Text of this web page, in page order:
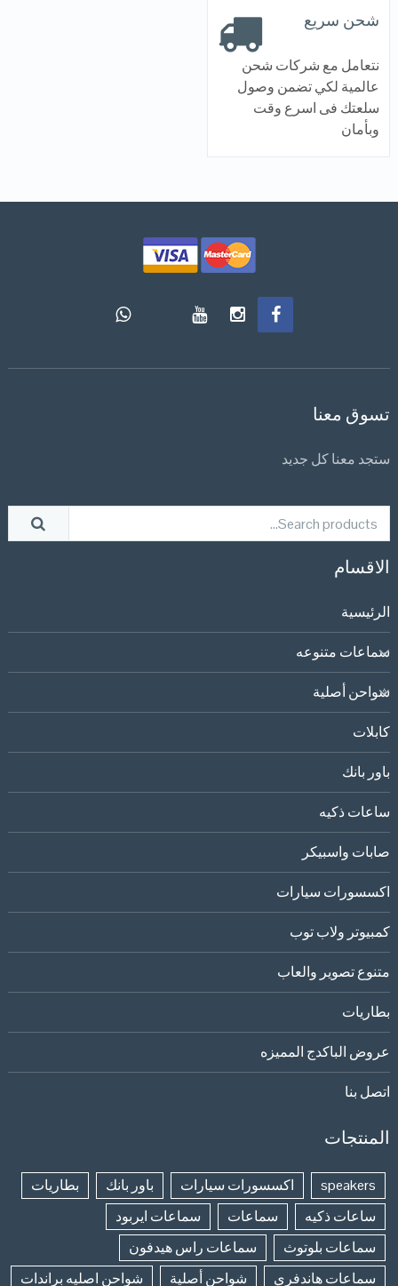
شحن سريع
نتعامل مع شركات شحن
عالمية لكي تضمن وصول
سلعتك فى اسرع وقت
وبأمان
تسوق معنا
ستجد معنا كل جديد
الاقسام
الرئيسية
سماعات متنوعه
شواحن أصلية
كابلات
باور بانك
ساعات ذكيه
صابات واسبيكر
اكسسورات سيارات
كمبيوتر ولاب توب
متنوع تصوير والعاب
بطاريات
عروض الباكدج المميزه
اتصل بنا
المنتجات
speakers اكسسورات سيارات باور بانك
بطاريات
ساعات ذكيه
سماعات
سماعات ايربود
سماعات بلوتوث
سماعات راس هيدفون
سماعات هاندفري
شواحن أصلية شواحن اصليه براندات